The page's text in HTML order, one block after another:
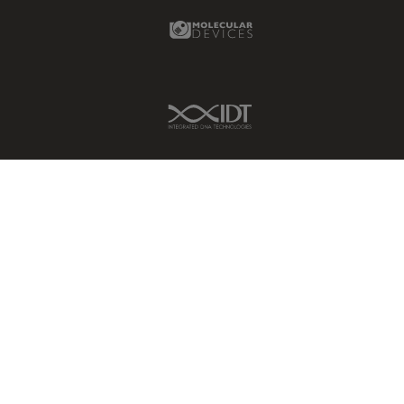
Molecular Devices Link
IDT Link